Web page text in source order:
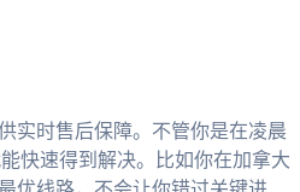
实时售后保障。不管你是在凌晨
快速得到解决。比如你在加拿大